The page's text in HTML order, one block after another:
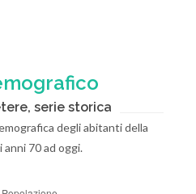
serie storica
degli abitanti della
70 ad oggi.